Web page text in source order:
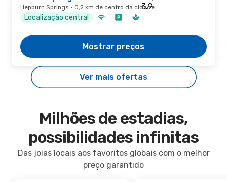
Hepburn Springs · 0,2 km de centro da cidade
Localização central
Mostrar preços
Ver mais ofertas
Milhões de estadias,
possibilidades infinitas
Das joias locais aos favoritos globais com o melhor
preço garantido